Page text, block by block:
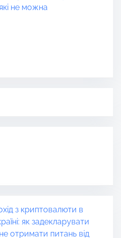
не можна
з криптовалюти в
як задекларувати
отримати питань від